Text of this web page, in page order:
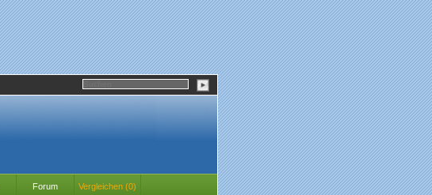
Forum Vergleichen (0)